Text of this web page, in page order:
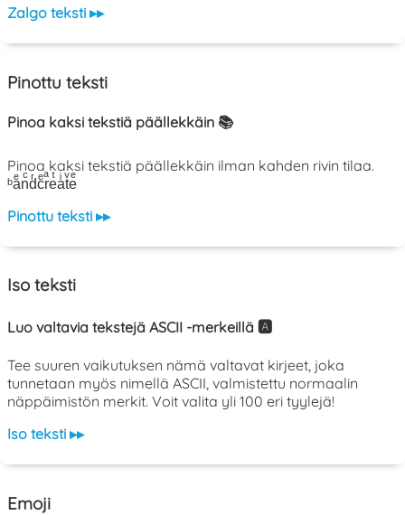
Zalgo teksti ▸▸
Pinottu teksti
Pinoa kaksi tekstiä päällekkäin 📚
Pinoa kaksi tekstiä päällekkäin ilman kahden rivin tilaa.
ᵇaͤnͨdͬcͤrͣeͭaͥtͮeͤ
Pinottu teksti ▸▸
Iso teksti
Luo valtavia tekstejä ASCII -merkeillä 🅰️
Tee suuren vaikutuksen nämä valtavat kirjeet, joka
tunnetaan myös nimellä ASCII, valmistettu normaalin
näppäimistön merkit. Voit valita yli 100 eri tyylejä!
Iso teksti ▸▸
Emoji